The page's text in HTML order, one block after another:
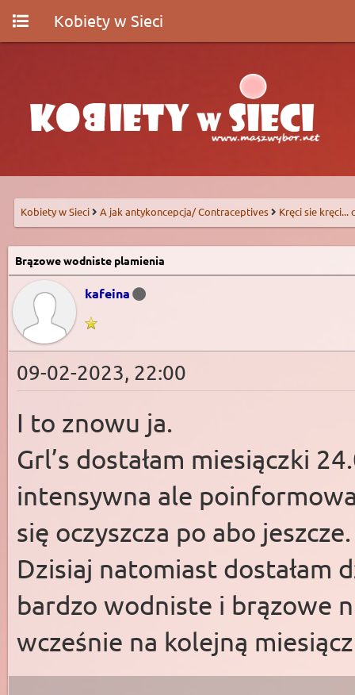
Kobiety w Sieci
Kobiety w Sieci A jak antykoncepcja/ Contraceptives Kręci sie kręci...
Brązowe wodniste plamienia
kafeina
09-02-2023, 22:00
I to znowu ja.
Grl’s dostałam miesiączki
intensywna ale
się oczyszcza po abo
Dzisiaj natomiast dostałam
bardzo wodniste i brązowe
wcześnie na kolejną